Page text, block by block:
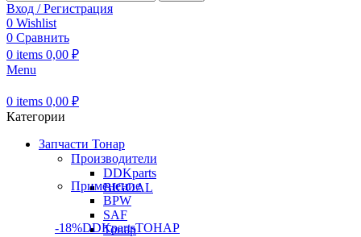
Вход / Регистрация
0 Wishlist
0 Сравнить
0 items 0,00 ₽
Menu
0 items 0,00 ₽
Категории
Запчасти Тонар
Производители
DDKparts
BIGOAL
Применение
BPW
SAF
Тонар
-18%DDKpartsТОНАР